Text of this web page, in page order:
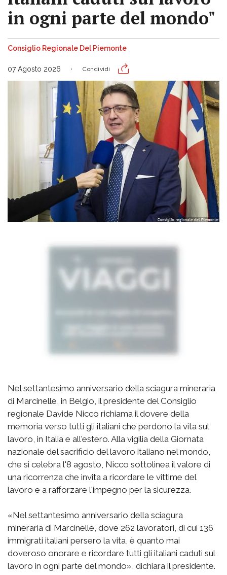
in ogni parte del mondo"
Consiglio Regionale Del Piemonte
07 Agosto 2026 Condividi
Nel settantesimo anniversario della sciagura mineraria
di Marcinelle, in Belgio, il presidente del Consiglio
regionale Davide Nicco richiama il dovere della
memoria verso tutti gli italiani che perdono la vita sul
lavoro, in Italia e all'estero. Alla vigilia della Giornata
nazionale del sacrificio del lavoro italiano nel mondo,
che si celebra l'8 agosto, Nicco sottolinea il valore di
una ricorrenza che invita a ricordare le vittime del
lavoro e a rafforzare l'impegno per la sicurezza.
«Nel settantesimo anniversario della sciagura
mineraria di Marcinelle, dove 262 lavoratori, di cui 136
immigrati italiani persero la vita, è quanto mai
doveroso onorare e ricordare tutti gli italiani caduti sul
lavoro in ogni parte del mondo», dichiara il presidente.